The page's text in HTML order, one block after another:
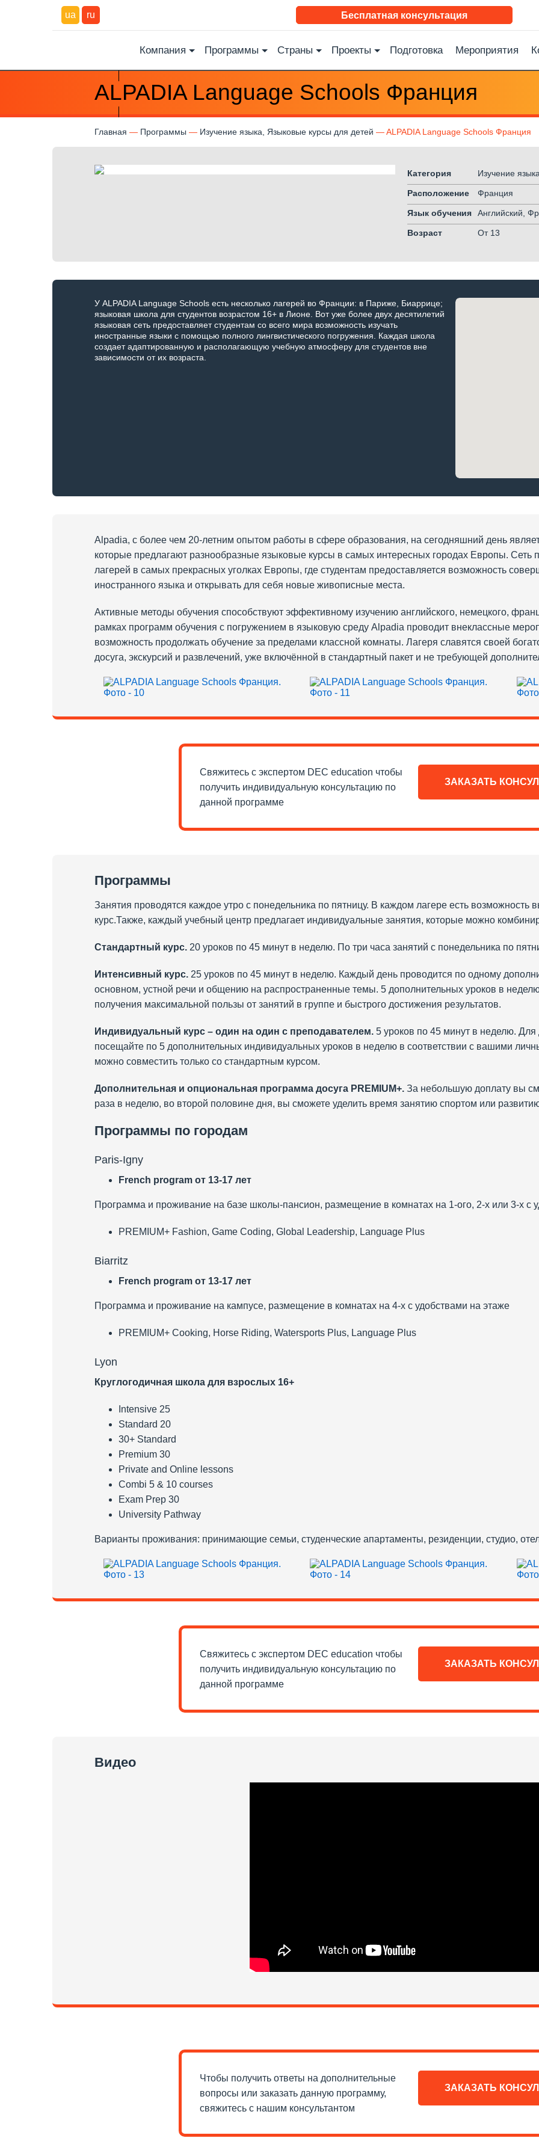
ua ru Бесплатная консультация
Компания Программы Страны Проекты Подготовка Мероприятия
ALPADIA Language Schools Франция
Главная Программы Изучение языка, Языковые курсы для детей ALPADIA Language Schools Франция
Категория Изучение
Расположение Франция
Язык обучения Английский,
Возраст От 13
У ALPADIA Language Schools есть несколько лагерей во Франции: в Париже, Биаррице;
языковая школа для студентов возрастом 16+ в Лионе. Вот уже более двух десятилетий
языковая сеть предоставляет студентам со всего мира возможность изучать
иностранные языки с помощью полного лингвистического погружения. Каждая школа
создает адаптированную и располагающую учебную атмосферу для студентов вне
зависимости от их возраста.
Alpadia, с более чем 20-летним опытом работы в сфере образования, на сегодняшний день
которые предлагают разнообразные языковые курсы в самых интересных городах Европы. Сеть
лагерей в самых прекрасных уголках Европы, где студентам предоставляется возможность
иностранного языка и открывать для себя новые живописные места.
Активные методы обучения способствуют эффективному изучению английского, немецкого,
рамках программ обучения с погружением в языковую среду Alpadia проводит внеклассные
возможность продолжать обучение за пределами классной комнаты. Лагеря славятся своей
досуга, экскурсий и развлечений, уже включённой в стандартный пакет и не требующей
Свяжитесь с экспертом DEC education чтобы
получить индивидуальную консультацию по
данной программе
ЗАКАЗАТЬ
Программы
Занятия проводятся каждое утро с понедельника по пятницу. В каждом лагере есть возможность
курс.Также, каждый учебный центр предлагает индивидуальные занятия, которые можно
Стандартный курс. 20 уроков по 45 минут в неделю. По три часа занятий с понедельника по
Интенсивный курс. 25 уроков по 45 минут в неделю. Каждый день проводится по одному
основном, устной речи и общению на распространенные темы. 5 дополнительных уроков в
получения максимальной пользы от занятий в группе и быстрого достижения результатов.
Индивидуальный курс – один на один с преподавателем. 5 уроков по 45 минут в неделю.
посещайте по 5 дополнительных индивидуальных уроков в неделю в соответствии с вашими
можно совместить только со стандартным курсом.
Дополнительная и опциональная программа досуга PREMIUM+. За небольшую доплату вы
раза в неделю, во второй половине дня, вы сможете уделить время занятию спортом или
Программы по городам
Paris-Igny
French program от 13-17 лет
Программа и проживание на базе школы-пансион, размещение в комнатах на 1-ого, 2-х или 3-х с
PREMIUM+ Fashion, Game Coding, Global Leadership, Language Plus
Biarritz
French program от 13-17 лет
Программа и проживание на кампусе, размещение в комнатах на 4-х с удобствами на этаже
PREMIUM+ Cooking, Horse Riding, Watersports Plus, Language Plus
Lyon
Круглогодичная школа для взрослых 16+
Intensive 25
Standard 20
30+ Standard
Premium 30
Private and Online lessons
Combi 5 & 10 courses
Exam Prep 30
University Pathway
Варианты проживания: принимающие семьи, студенческие апартаменты, резиденции, студио,
Свяжитесь с экспертом DEC education чтобы
получить индивидуальную консультацию по
данной программе
ЗАКАЗАТЬ
Видео
Чтобы получить ответы на дополнительные
вопросы или заказать данную программу,
свяжитесь с нашим консультантом
ЗАКАЗАТЬ